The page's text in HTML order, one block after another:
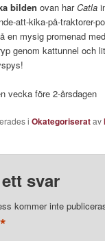
bildenovan harCatla
att-kika-på-traktorer-
en mysig promenad
genom kattunnel och
vecka före 2-årsdagen
iOkategoriseratav
svar
kommer inte
*